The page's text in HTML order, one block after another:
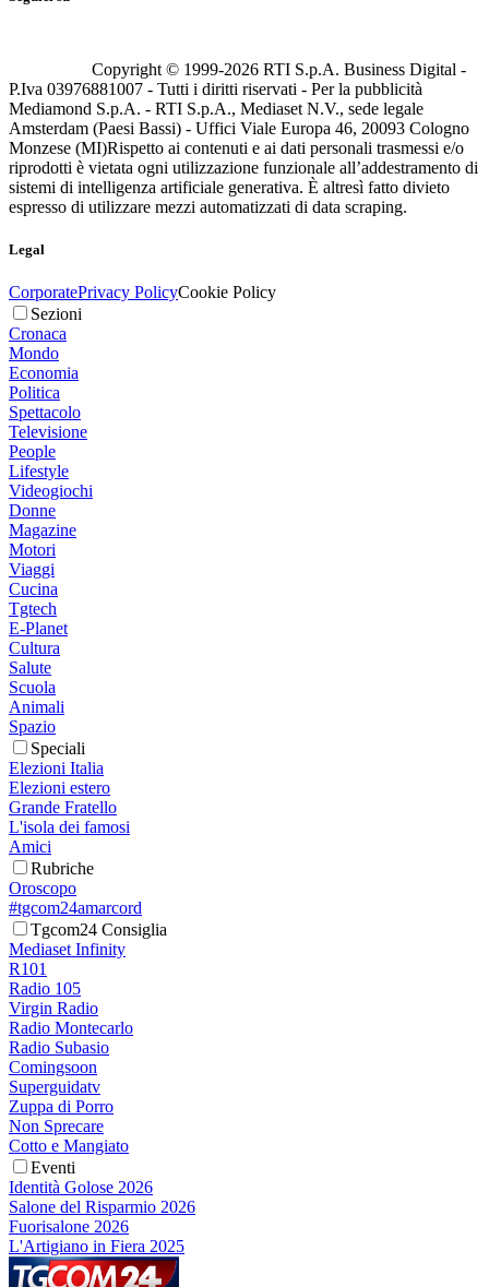
Copyright © 1999-2026 RTI S.p.A. Business Digital -
P.Iva 03976881007 - Tutti i diritti riservati - Per la pubblicità
Mediamond S.p.A. - RTI S.p.A., Mediaset N.V., sede legale
Amsterdam (Paesi Bassi) - Uffici Viale Europa 46, 20093 Cologno
Monzese (MI)Rispetto ai contenuti e ai dati personali trasmessi e/o
riprodotti è vietata ogni utilizzazione funzionale all’addestramento di
sistemi di intelligenza artificiale generativa. È altresì fatto divieto
espresso di utilizzare mezzi automatizzati di data scraping.
Legal
CorporatePrivacy PolicyCookie Policy
Sezioni
Cronaca
Mondo
Economia
Politica
Spettacolo
Televisione
People
Lifestyle
Videogiochi
Donne
Magazine
Motori
Viaggi
Cucina
Tgtech
E-Planet
Cultura
Salute
Scuola
Animali
Spazio
Speciali
Elezioni Italia
Elezioni estero
Grande Fratello
L'isola dei famosi
Amici
Rubriche
Oroscopo
#tgcom24amarcord
Tgcom24 Consiglia
Mediaset Infinity
R101
Radio 105
Virgin Radio
Radio Montecarlo
Radio Subasio
Comingsoon
Superguidatv
Zuppa di Porro
Non Sprecare
Cotto e Mangiato
Eventi
Identità Golose 2026
Salone del Risparmio 2026
Fuorisalone 2026
L'Artigiano in Fiera 2025